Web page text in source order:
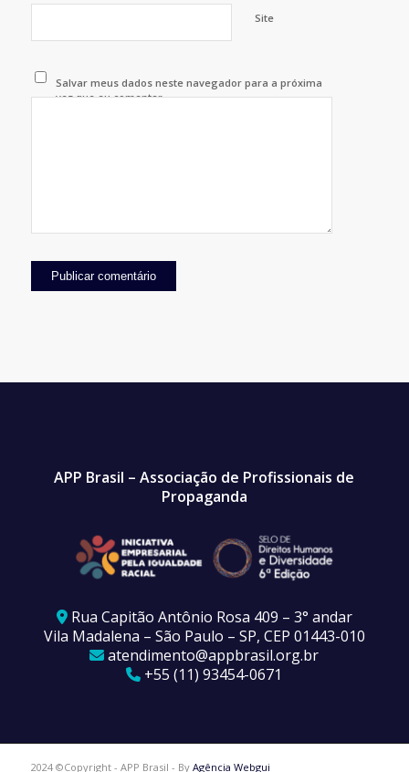
Site
Salvar meus dados neste navegador para a próxima
vez que eu comentar.
APP Brasil – Associação de Profissionais de
Propaganda
Rua Capitão Antônio Rosa 409 – 3° andar
Vila Madalena – São Paulo – SP, CEP 01443-010
atendimento@appbrasil.org.br
+55 (11) 93454-0671
2024 ©Copyright - APP Brasil - By Agência Webgui